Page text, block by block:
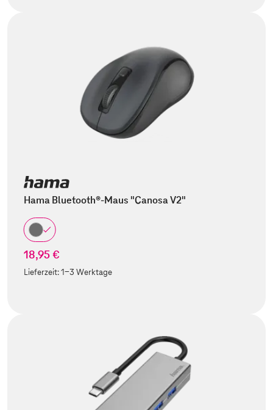
Hama Bluetooth®-Maus "Canosa V2"
18,95 €
Lieferzeit:1-3 Werktage